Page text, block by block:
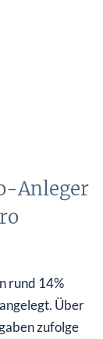
Anleger
rund 14%
Über
zufolge